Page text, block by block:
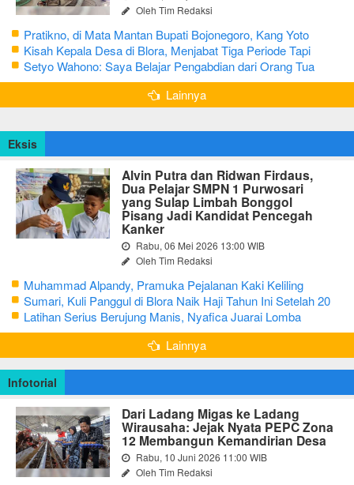
Oleh Tim Redaksi
Pratikno, di Mata Mantan Bupati Bojonegoro, Kang Yoto
Kisah Kepala Desa di Blora, Menjabat Tiga Periode Tapi
Masih Hidup Sederhana
Setyo Wahono: Saya Belajar Pengabdian dari Orang Tua
Lainnya
Eksis
Alvin Putra dan Ridwan Firdaus,
Dua Pelajar SMPN 1 Purwosari
yang Sulap Limbah Bonggol
Pisang Jadi Kandidat Pencegah
Kanker
Rabu, 06 Mei 2026 13:00 WIB
Oleh Tim Redaksi
Muhammad Alpandy, Pramuka Pejalanan Kaki Keliling
Nusantara dengan Misi Literasi Budaya
Sumari, Kuli Panggul di Blora Naik Haji Tahun Ini Setelah 20
Tahun Sisihkan Uang Receh
Latihan Serius Berujung Manis, Nyafica Juarai Lomba
Bertutur tentang Nilai Hidup Orang Samin
Lainnya
Infotorial
Dari Ladang Migas ke Ladang
Wirausaha: Jejak Nyata PEPC Zona
12 Membangun Kemandirian Desa
Rabu, 10 Juni 2026 11:00 WIB
Oleh Tim Redaksi